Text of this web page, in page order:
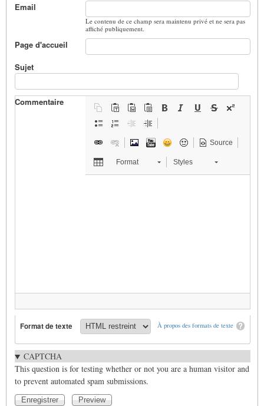
Email
Le contenu de ce champ sera maintenu privé et ne sera pas
affiché publiquement.
Page d'accueil
Sujet
Commentaire
Source
Format Styles
À propos des formats de texte
Format de texte
CAPTCHA
This question is for testing whether or not you are a human visitor and
to prevent automated spam submissions.